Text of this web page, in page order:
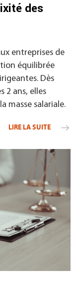
des
entreprises de
équilibrée
Dès
2 ans, elles
masse salariale.
LIRE LA SUITE